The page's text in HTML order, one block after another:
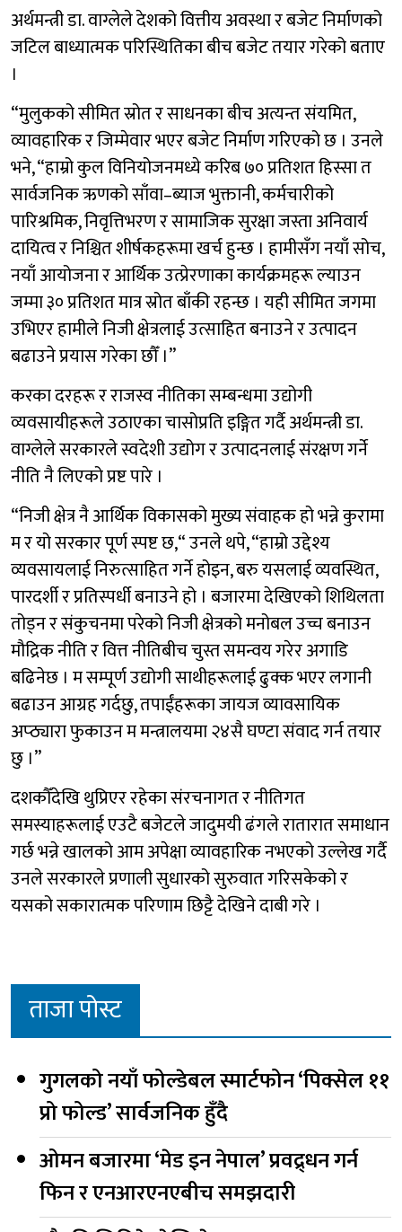
अर्थमन्त्री डा. वाग्लेले देशको वित्तीय अवस्था र बजेट निर्माणको
जटिल बाध्यात्मक परिस्थितिका बीच बजेट तयार गरेको बताए
।
“मुलुकको सीमित स्रोत र साधनका बीच अत्यन्त संयमित,
व्यावहारिक र जिम्मेवार भएर बजेट निर्माण गरिएको छ । उनले
भने, “हाम्रो कुल विनियोजनमध्ये करिब ७० प्रतिशत हिस्सा त
सार्वजनिक ऋणको साँवा–ब्याज भुक्तानी, कर्मचारीको
पारिश्रमिक, निवृत्तिभरण र सामाजिक सुरक्षा जस्ता अनिवार्य
दायित्व र निश्चित शीर्षकहरूमा खर्च हुन्छ । हामीसँग नयाँ सोच,
नयाँ आयोजना र आर्थिक उत्प्रेरणाका कार्यक्रमहरू ल्याउन
जम्मा ३० प्रतिशत मात्र स्रोत बाँकी रहन्छ । यही सीमित जगमा
उभिएर हामीले निजी क्षेत्रलाई उत्साहित बनाउने र उत्पादन
बढाउने प्रयास गरेका छौँ ।”
करका दरहरू र राजस्व नीतिका सम्बन्धमा उद्योगी
व्यवसायीहरूले उठाएका चासोप्रति इङ्गित गर्दै अर्थमन्त्री डा.
वाग्लेले सरकारले स्वदेशी उद्योग र उत्पादनलाई संरक्षण गर्ने
नीति नै लिएको प्रष्ट पारे ।
“निजी क्षेत्र नै आर्थिक विकासको मुख्य संवाहक हो भन्ने कुरामा
म र यो सरकार पूर्ण स्पष्ट छ,“ उनले थपे, “हाम्रो उद्देश्य
व्यवसायलाई निरुत्साहित गर्ने होइन, बरु यसलाई व्यवस्थित,
पारदर्शी र प्रतिस्पर्धी बनाउने हो । बजारमा देखिएको शिथिलता
तोड्न र संकुचनमा परेको निजी क्षेत्रको मनोबल उच्च बनाउन
मौद्रिक नीति र वित्त नीतिबीच चुस्त समन्वय गरेर अगाडि
बढिनेछ । म सम्पूर्ण उद्योगी साथीहरूलाई ढुक्क भएर लगानी
बढाउन आग्रह गर्दछु, तपाईंहरूका जायज व्यावसायिक
अप्ठ्यारा फुकाउन म मन्त्रालयमा २४सै घण्टा संवाद गर्न तयार
छु ।”
दशकौँदेखि थुप्रिएर रहेका संरचनागत र नीतिगत
समस्याहरूलाई एउटै बजेटले जादुमयी ढंगले रातारात समाधान
गर्छ भन्ने खालको आम अपेक्षा व्यावहारिक नभएको उल्लेख गर्दै
उनले सरकारले प्रणाली सुधारको सुरुवात गरिसकेको र
यसको सकारात्मक परिणाम छिट्टै देखिने दाबी गरे ।
ताजा पोस्ट
गुगलको नयाँ फोल्डेबल स्मार्टफोन ‘पिक्सेल ११
प्रो फोल्ड’ सार्वजनिक हुँदै
ओमन बजारमा ‘मेड इन नेपाल’ प्रवद्र्धन गर्न
फिन र एनआरएनएबीच समझदारी